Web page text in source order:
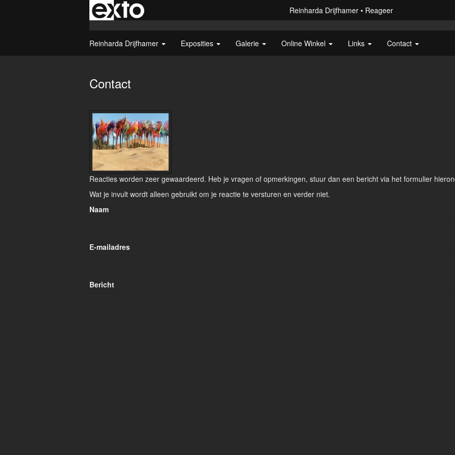
Reinharda Drijfhamer Reageer
Reinharda Drijfhamer Exposities Galerie Online Winkel Links Contact
Contact
Reacties worden zeer gewaardeerd. Heb je vragen of opmerkingen, stuur dan een bericht via het formulier
Wat je invult wordt alleen gebruikt om je reactie te versturen en verder niet.
Naam
E-mailadres
Bericht